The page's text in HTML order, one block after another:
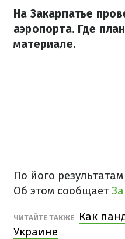
На Закарпатье
аэропорта. Где
материале.
По його
Об этом сообщает
ЧИТАЙТЕ ТАКЖЕ
Как
Украине